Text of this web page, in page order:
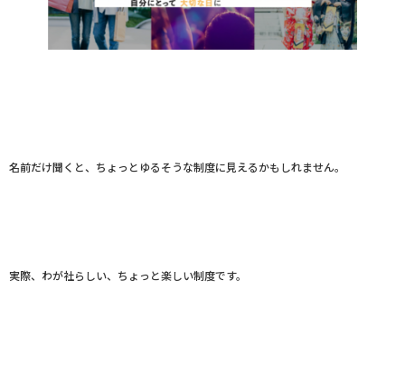
名前だけ聞くと、ちょっとゆるそうな制度に見えるかもしれません。
実際、わが社らしい、ちょっと楽しい制度です。